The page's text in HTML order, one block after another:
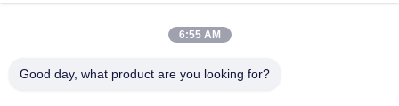
No.122, Xizhang Yolu, Wuxi Şehri, Jiangsu Eyaleti, 214413,
6:55 AM
Good day, what product are you looking for?